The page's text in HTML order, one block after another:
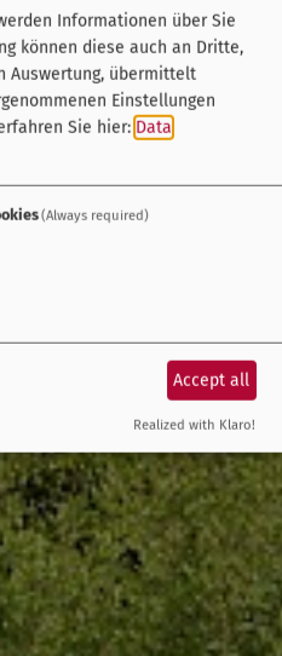
Informationen über Sie
können diese auch an Dritte,
Auswertung, übermittelt
Einstellungen
Sie hier: Data
(Always required)
Accept all
Realized with Klaro!